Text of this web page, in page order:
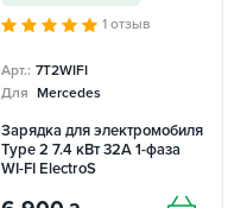
1 отзыв
Арт.: 7T2WIFI
Для Mercedes
Зарядка для электромобиля
Type 2 7.4 кВт 32A 1-фаза
WI-FI ElectroS